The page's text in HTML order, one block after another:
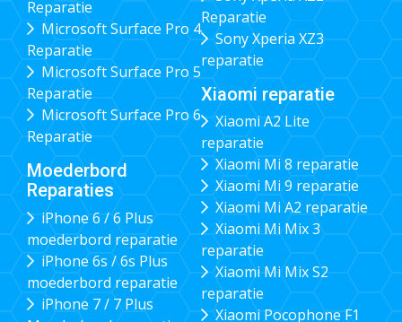
Reparatie
Microsoft Surface Pro 4
Reparatie
Microsoft Surface Pro 5
Reparatie
Microsoft Surface Pro 6
Reparatie
Moederbord
Reparaties
iPhone 6 / 6 Plus
moederbord reparatie
iPhone 6s / 6s Plus
moederbord reparatie
iPhone 7 / 7 Plus
Reparatie
Sony Xperia XZ3
reparatie
Xiaomi reparatie
Xiaomi A2 Lite
reparatie
Xiaomi Mi 8 reparatie
Xiaomi Mi 9 reparatie
Xiaomi Mi A2 reparatie
Xiaomi Mi Mix 3
reparatie
Xiaomi Mi Mix S2
reparatie
Xiaomi Pocophone F1